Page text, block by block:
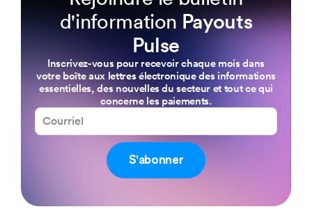
d'informationPayouts
Pulse
Inscrivez-vous pour recevoir chaque mois dans
votre boîte aux lettres électronique des informations
essentielles, des nouvelles du secteur et tout ce qui
concerne les paiements.
S'abonner